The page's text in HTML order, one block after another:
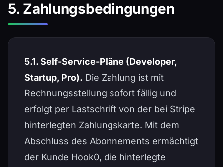
5. Zahlungsbedingungen
5.1. Self-Service-Pläne (Developer,
Startup, Pro). Die Zahlung ist mit
Rechnungsstellung sofort fällig und
erfolgt per Lastschrift von der bei Stripe
hinterlegten Zahlungskarte. Mit dem
Abschluss des Abonnements ermächtigt
der Kunde Hook0, die hinterlegte